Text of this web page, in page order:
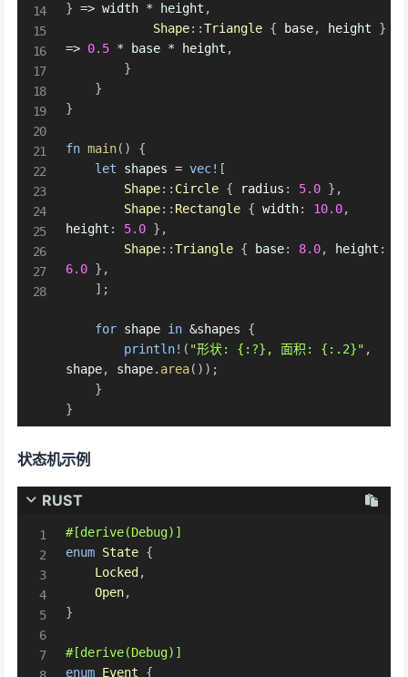
} => width * height ,
Shape::Triangle { base, height }
=> 0.5 * base * height ,
}
}
}
fn main( )
{
let shapes = vec! [
Shape:: Circle { radius : 5.0 } ,
Shape:: Rectangle { width: 10.0,
height : 5.0 } ,
Shape::Triangle { base: 8.0, height :
6.0 } ,
] ;
for shape in &shapes {
println! ( "形状: {:?}, 面积: {:.2}" ,
shape, shape. area( ) ) ;
}
}
状态机示例
RUST
#[derive(Debug)]
enum State {
Locked,
Open,
}
#[derive(Debug)]
enum Event {